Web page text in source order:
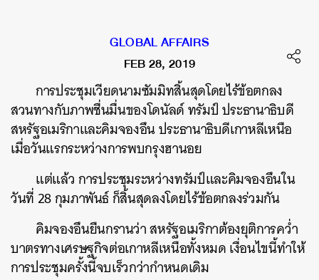
GLOBAL AFFAIRS
FEB 28, 2019
การประชุมเวียดนามซัมมิทสิ้นสุดโดยไร้ข้อตกลง
สวนทางกับภาพชื่นมื่นของโดนัลด์ ทรัมป์ ประธานาธิบดี
สหรัฐอเมริกาและคิมจองอึน ประธานาธิบดีเกาหลีเหนือ
เมื่อวันแรกระหว่างการพบกรุงฮานอย
แต่แล้ว การประชุมระหว่างทรัมป์และคิมจองอึนใน
วันที่ 28 กุมภาพันธ์ ก็สิ้นสุดลงโดยไร้ข้อตกลงร่วมกัน
คิมจองอึนยืนกรานว่า สหรัฐอเมริกาต้องยุติการคว่ำ
บาตรทางเศรษฐกิจต่อเกาหลีเหนือทั้งหมด เงื่อนไขนี้ทำให้
การประชุมครั้งนี้จบเร็วกว่ากำหนดเดิม